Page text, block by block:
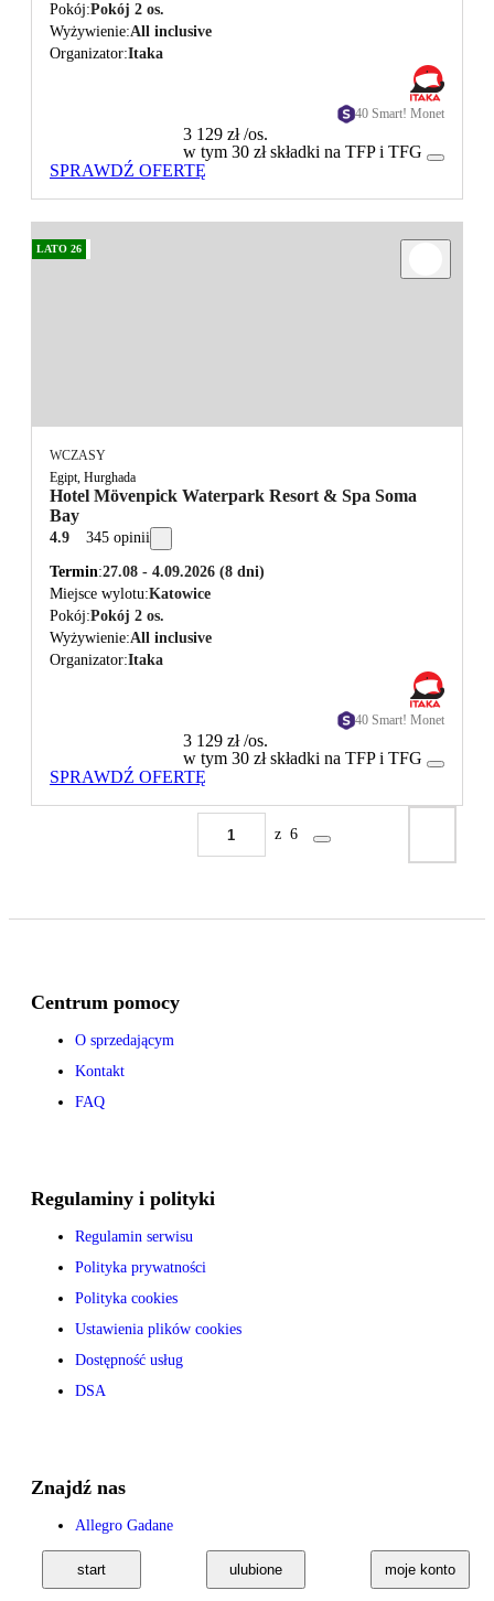
start ulubione moje konto
Pokój Pokój 2 os.
Wyżywienie All inclusive
Organizator Itaka
40 Smart! Monet
3 129 zł/os.
w tym 30 zł składki na TFP i TFG
SPRAWDŹ OFERTĘ
LATO 26
WCZASY
Egipt, Hurghada
Hotel Mövenpick Waterpark Resort & Spa Soma
Bay
4.9 345 opinii
Termin 27.08 - 4.09.2026 (8 dni)
Miejsce wylotu Katowice
Pokój Pokój 2 os.
Wyżywienie All inclusive
Organizator Itaka
40 Smart! Monet
3 129 zł/os.
w tym 30 zł składki na TFP i TFG
SPRAWDŹ OFERTĘ
z 6
Centrum pomocy
O sprzedającym
Kontakt
FAQ
Regulaminy i polityki
Regulamin serwisu
Polityka prywatności
Polityka cookies
Ustawienia plików cookies
Dostępność usług
DSA
Znajdź nas
Allegro Gadane